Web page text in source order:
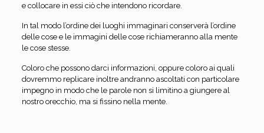
e collocare in essi ciò che intendono ricordare.
In tal modo l’ordine dei luoghi immaginari conserverà l’ordine
delle cose e le immagini delle cose richiameranno alla mente
le cose stesse.
Coloro che possono darci informazioni, oppure coloro ai quali
dovremmo replicare inoltre andranno ascoltati con particolare
impegno in modo che le parole non si limitino a giungere al
nostro orecchio, ma si fissino nella mente.